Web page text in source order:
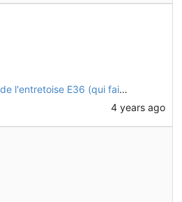
Correction du nommage de l'entretoise E36 (qui fait 36mm et pas 26mm)
4 years ago